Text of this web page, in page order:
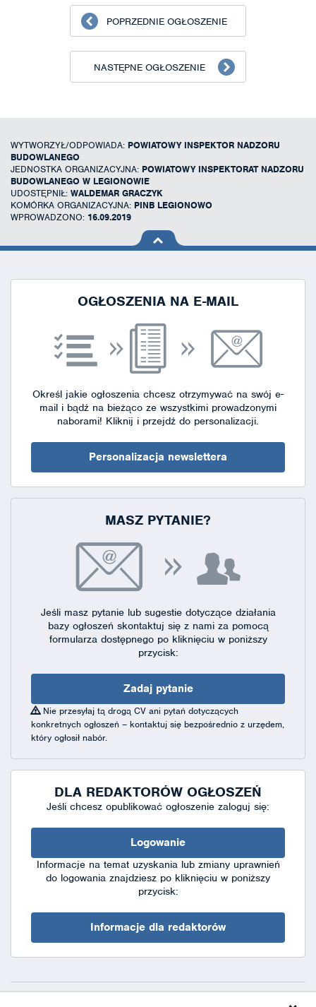
POPRZEDNIE OGŁOSZENIE
NASTĘPNE OGŁOSZENIE
WYTWORZYŁ/ODPOWIADA: POWIATOWY INSPEKTOR NADZORU
BUDOWLANEGO
JEDNOSTKA ORGANIZACYJNA: POWIATOWY INSPEKTORAT NADZORU
BUDOWLANEGO W LEGIONOWIE
UDOSTĘPNIŁ: WALDEMAR GRACZYK
KOMÓRKA ORGANIZACYJNA: PINB LEGIONOWO
WPROWADZONO: 16.09.2019
na górę
OGŁOSZENIA NA E-MAIL
Określ jakie ogłoszenia chcesz otrzymywać na swój e-
mail i bądź na bieżąco ze wszystkimi prowadzonymi
naborami! Kliknij i przejdź do personalizacji.
Personalizacja newslettera
MASZ PYTANIE?
Jeśli masz pytanie lub sugestie dotyczące działania
bazy ogłoszeń skontaktuj się z nami za pomocą
formularza dostępnegopo kliknięciu w poniższy
przycisk:
Zadaj pytanie
Nie przesyłaj tą drogą CV ani pytań dotyczących
konkretnych ogłoszeń – kontaktuj się bezpośrednio z urzędem,
który ogłosił nabór.
DLA REDAKTORÓW OGŁOSZEŃ
Jeśli chcesz opublikować ogłoszenie zaloguj się:
Logowanie
Informacje na temat uzyskania lub zmiany uprawnień
do logowania znajdziesz po kliknięciu w poniższy
przycisk:
Informacje dla redaktorów
XML